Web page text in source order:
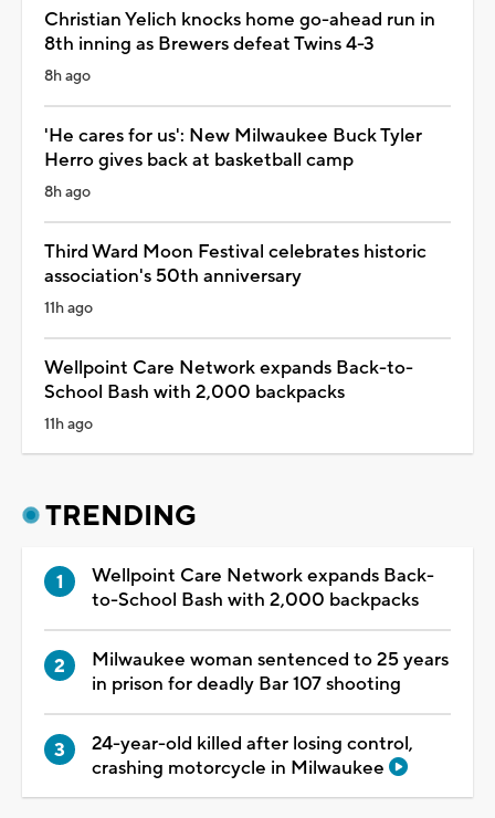
Christian Yelich knocks home go-ahead run in
8th inning as Brewers defeat Twins 4-3
8h ago
'He cares for us': New Milwaukee Buck Tyler
Herro gives back at basketball camp
8h ago
Third Ward Moon Festival celebrates historic
association's 50th anniversary
11h ago
Wellpoint Care Network expands Back-to-
School Bash with 2,000 backpacks
11h ago
TRENDING
Wellpoint Care Network expands Back-
to-School Bash with 2,000 backpacks
Milwaukee woman sentenced to 25 years
in prison for deadly Bar 107 shooting
24-year-old killed after losing control,
crashing motorcycle in Milwaukee